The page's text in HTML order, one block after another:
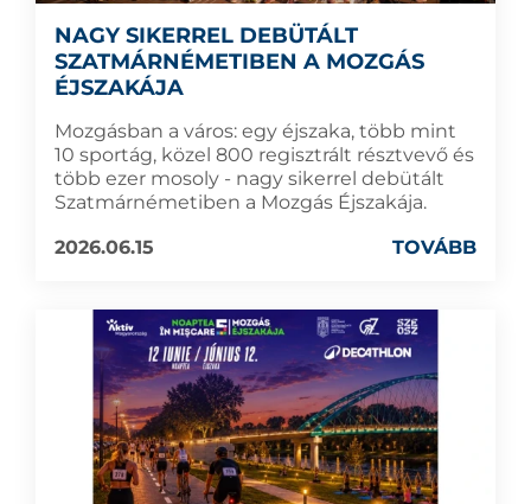
NAGY SIKERREL DEBÜTÁLT
SZATMÁRNÉMETIBEN A MOZGÁS
ÉJSZAKÁJA
Mozgásban a város: egy éjszaka, több mint
10 sportág, közel 800 regisztrált résztvevő és
több ezer mosoly - nagy sikerrel debütált
Szatmárnémetiben a Mozgás Éjszakája.
2026.06.15
TOVÁBB